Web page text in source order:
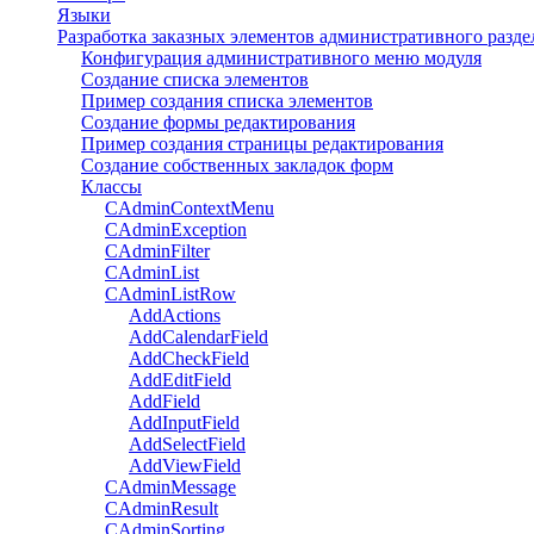
Языки
Разработка заказных элементов административного
Конфигурация административного меню модуля
Создание списка элементов
Пример создания списка элементов
Создание формы редактирования
Пример создания страницы редактирования
Создание собственных закладок форм
Классы
CAdminContextMenu
CAdminException
CAdminFilter
CAdminList
CAdminListRow
AddActions
AddCalendarField
AddCheckField
AddEditField
AddField
AddInputField
AddSelectField
AddViewField
CAdminMessage
CAdminResult
CAdminSorting